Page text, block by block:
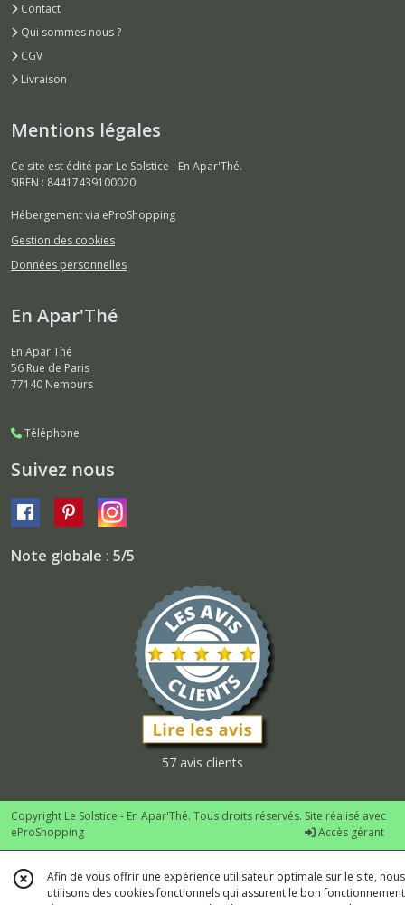
Contact
Qui sommes nous ?
CGV
Livraison
Mentions légales
Ce site est édité par Le Solstice - En Apar'Thé.
SIREN : 84417439100020
Hébergement via eProShopping
Gestion des cookies
Données personnelles
En Apar'Thé
En Apar'Thé
56 Rue de Paris
77140 Nemours
Téléphone
Suivez nous
Note globale : 5/5
57 avis clients
Copyright Le Solstice - En Apar'Thé. Tous droits réservés. Site réalisé avec
eProShopping
Accès gérant
Afin de vous offrir une expérience utilisateur optimale sur le site, nous
utilisons des cookies fonctionnels qui assurent le bon fonctionnement